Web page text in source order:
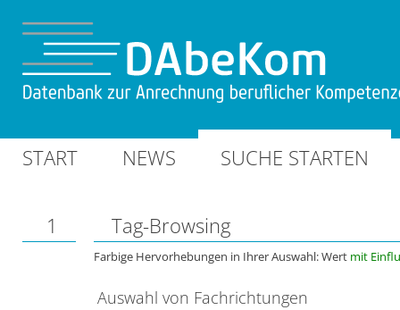
START NEWS SUCHE STARTEN
1 Tag-Browsing
Farbige Hervorhebungen in Ihrer Auswahl: Wert mit
Auswahl von Fachrichtungen